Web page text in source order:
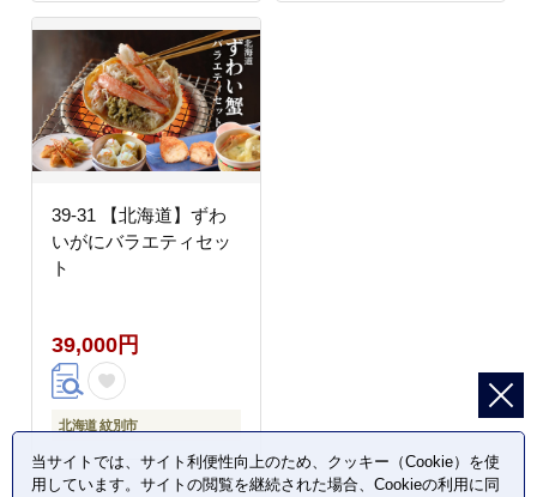
39-31 【北海道】ずわ
いがにバラエティセッ
ト
39,000円
北海道 紋別市
当サイトでは、サイト利便性向上のため、クッキー（Cookie）を使
用しています。サイトの閲覧を継続された場合、Cookieの利用に同